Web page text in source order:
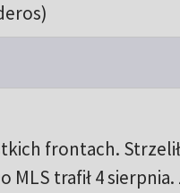
frontach.
trafił 4 sierpnia.